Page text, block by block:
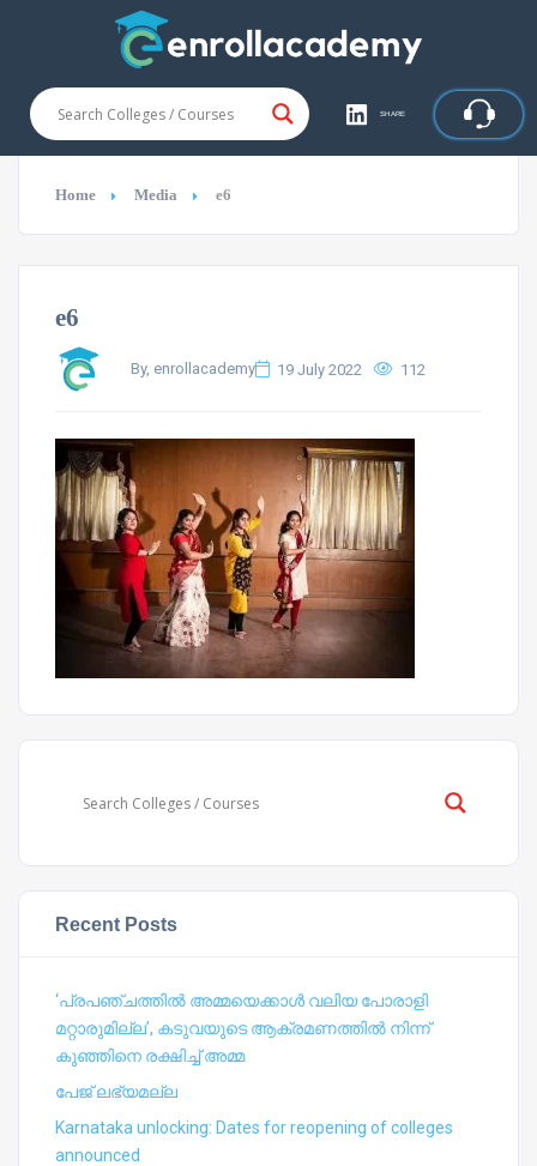
SHARE
Home Media e6
e6
By, enrollacademy 19 July 2022 112
Recent Posts
‘പ്രപഞ്ചത്തില്‍ അമ്മയെക്കാള്‍ വലിയ പോരാളി
മറ്റാരുമില്ല’, കടുവയുടെ ആക്രമണത്തില്‍ നിന്ന്
കുഞ്ഞിനെ രക്ഷിച്ച് അമ്മ
പേജ് ലഭ്യമല്ല
Karnataka unlocking: Dates for reopening of colleges
announced